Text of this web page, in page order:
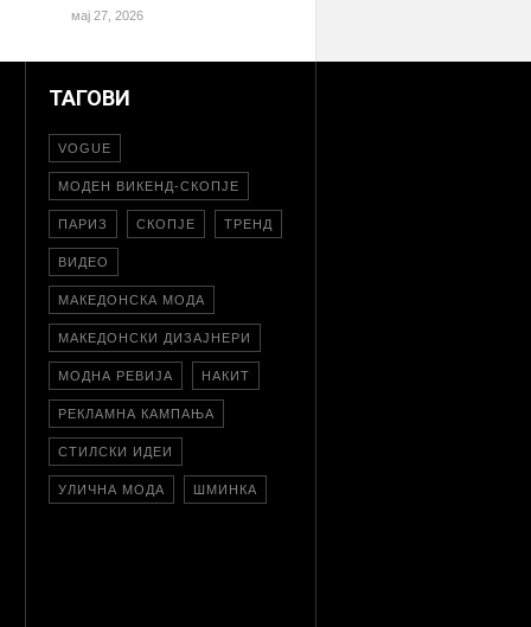
мај 27, 2026
ТАГОВИ
VOGUE
МОДЕН ВИКЕНД-СКОПЈЕ
ПАРИЗ СКОПЈЕ ТРЕНД
ВИДЕО
МАКЕДОНСКА МОДА
МАКЕДОНСКИ ДИЗАЈНЕРИ
МОДНА РЕВИЈА НАКИТ
РЕКЛАМНА КАМПАЊА
СТИЛСКИ ИДЕИ
УЛИЧНА МОДА ШМИНКА